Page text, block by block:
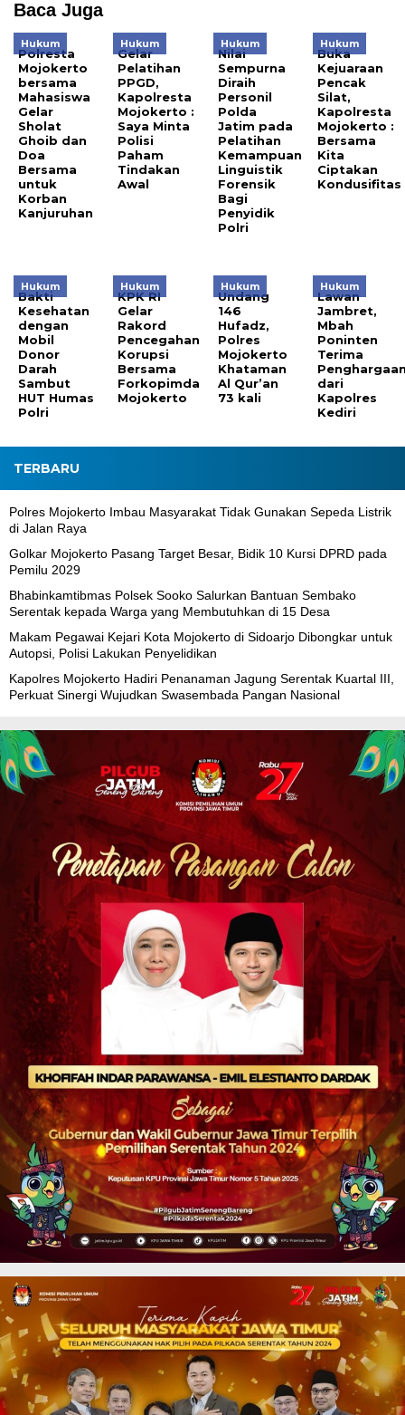
Baca Juga
Hukum
Polresta
Mojokerto
bersama
Mahasiswa
Gelar
Sholat
Ghoib dan
Doa
Bersama
untuk
Korban
Kanjuruhan
Hukum
Gelar
Pelatihan
PPGD,
Kapolresta
Mojokerto :
Saya Minta
Polisi
Paham
Tindakan
Awal
Hukum
Nilai
Sempurna
Diraih
Personil
Polda
Jatim pada
Pelatihan
Kemampuan
Linguistik
Forensik
Bagi
Penyidik
Polri
Hukum
Buka
Kejuaraan
Pencak
Silat,
Kapolresta
Mojokerto :
Bersama
Kita
Ciptakan
Kondusifitas
Hukum
Bakti
Kesehatan
dengan
Mobil
Donor
Darah
Sambut
HUT Humas
Polri
Hukum
KPK RI
Gelar
Rakord
Pencegahan
Korupsi
Bersama
Forkopimda
Mojokerto
Hukum
Undang
146
Hufadz,
Polres
Mojokerto
Khataman
Al Qur’an
73 kali
Hukum
Lawan
Jambret,
Mbah
Poninten
Terima
dari
Kapolres
Kediri
TERBARU
Polres Mojokerto Imbau Masyarakat Tidak Gunakan Sepeda Listrik
di Jalan Raya
Golkar Mojokerto Pasang Target Besar, Bidik 10 Kursi DPRD pada
Pemilu 2029
Bhabinkamtibmas Polsek Sooko Salurkan Bantuan Sembako
Serentak kepada Warga yang Membutuhkan di 15 Desa
Makam Pegawai Kejari Kota Mojokerto di Sidoarjo Dibongkar untuk
Autopsi, Polisi Lakukan Penyelidikan
Kapolres Mojokerto Hadiri Penanaman Jagung Serentak Kuartal III,
Perkuat Sinergi Wujudkan Swasembada Pangan Nasional